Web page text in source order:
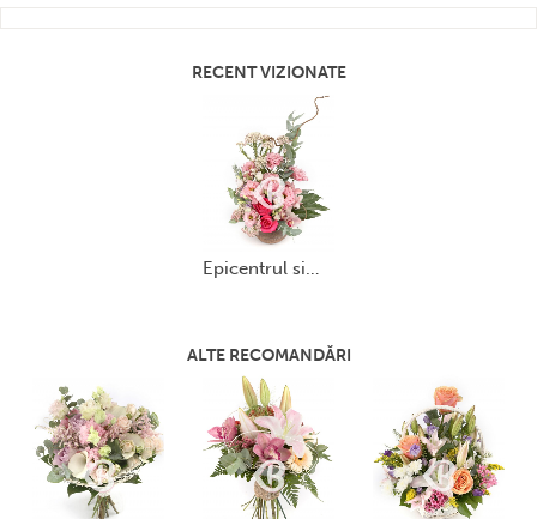
RECENT VIZIONATE
epicentrul simțurilor
ALTE RECOMANDĂRI